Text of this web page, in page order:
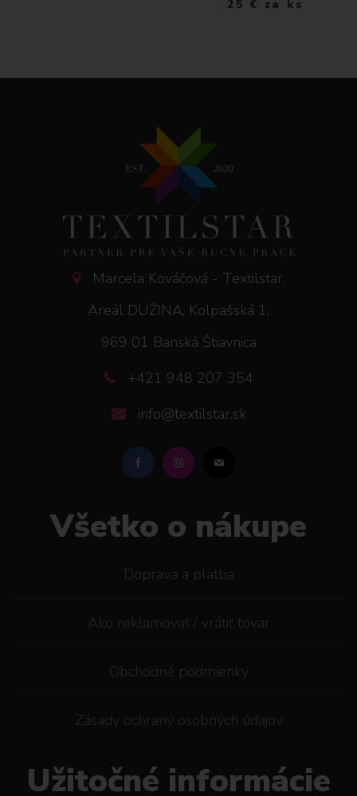
25 € za ks
Marcela Kováčová - Textilstar,
Areál DUŽINA, Kolpašská 1,
969 01 Banská Štiavnica
+421 948 207 354
info@textilstar.sk
Všetko o nákupe
Doprava a platba
Ako reklamovat / vrátiť tovar
Obchodné podmienky
Zásady ochrany osobných údajov
Užitočné informácie